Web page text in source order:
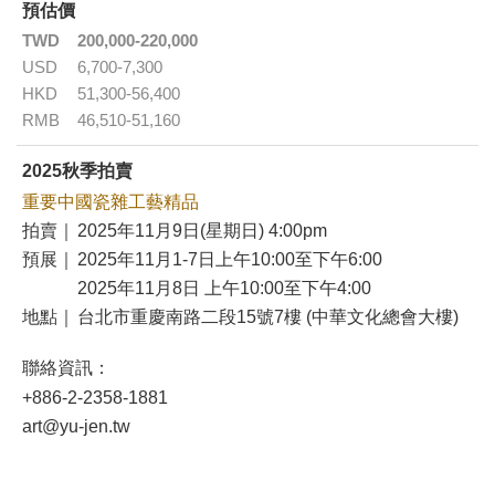
預估價
TWD
200,000-220,000
USD
6,700-7,300
HKD
51,300-56,400
RMB
46,510-51,160
2025秋季拍賣
重要中國瓷雜工藝精品
拍賣｜
2025年11月9日(星期日) 4:00pm
預展｜
2025年11月1-7日上午10:00至下午6:00
2025年11月8日 上午10:00至下午4:00
地點｜
台北市重慶南路二段15號7樓 (中華文化總會大樓)
聯絡資訊：
+886-2-2358-1881
art@yu-jen.tw